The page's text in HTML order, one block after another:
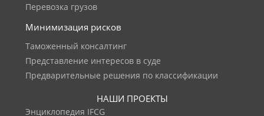
Перевозка грузов
Минимизация рисков
Таможенный консалтинг
Представление интересов в суде
Предварительные решения по классификации
НАШИ ПРОЕКТЫ
Энциклопедия IFCG